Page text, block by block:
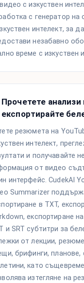
с изкуствен
с генератор на
интелект, за да
незабавно
време с изкуствен
Прочетете анализи
експортирайте
резюмета на
интелект,
и получавайте
от видео
интерфейс. CudekAI
Summarizer
в TXT,
експортиране на
и SRT субтитри за
от лекции,
брифинги, планове,
като
изтегляне на